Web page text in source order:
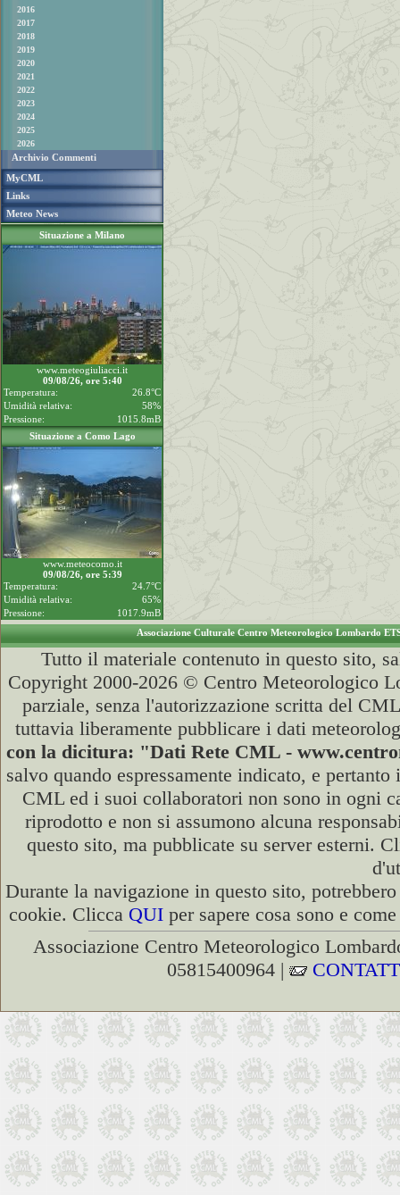
2016
2017
2018
2019
2020
2021
2022
2023
2024
2025
2026
Archivio Commenti
MyCML
Links
Meteo News
Situazione a Milano
www.meteogiuliacci.it
09/08/26, ore 5:40
Temperatura:
26.8°C
Umidità relativa:
58%
Pressione:
1015.8mB
Situazione a Como Lago
www.meteocomo.it
09/08/26, ore 5:39
Temperatura:
24.7°C
Umidità relativa:
65%
Pressione:
1017.9mB
Associazione Culturale Centro Meteorologico Lombardo
Tutto il materiale contenuto in questo sito,
Copyright 2000-2026 © Centro Meteorologico
parziale, senza l'autorizzazione scritta del
tuttavia liberamente pubblicare i dati
con la dicitura: "Dati Rete CML -
salvo quando espressamente indicato, e
CML ed i suoi collaboratori non sono in ogni
riprodotto e non si assumono alcuna
questo sito, ma pubblicate su server esterni.
Durante la navigazione in questo sito,
cookie. Clicca QUI per sapere cosa sono e
Associazione Centro Meteorologico
05815400964 |